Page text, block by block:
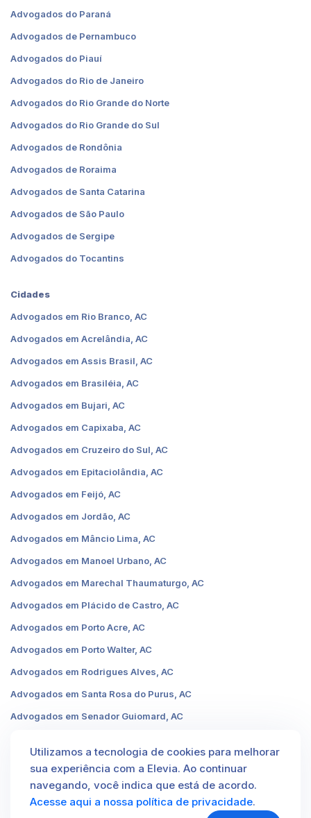
Advogados do Paraná
Advogados de Pernambuco
Advogados do Piauí
Advogados do Rio de Janeiro
Advogados do Rio Grande do Norte
Advogados do Rio Grande do Sul
Advogados de Rondônia
Advogados de Roraima
Advogados de Santa Catarina
Advogados de São Paulo
Advogados de Sergipe
Advogados do Tocantins
Cidades
Advogados em Rio Branco, AC
Advogados em Acrelândia, AC
Advogados em Assis Brasil, AC
Advogados em Brasiléia, AC
Advogados em Bujari, AC
Advogados em Capixaba, AC
Advogados em Cruzeiro do Sul, AC
Advogados em Epitaciolândia, AC
Advogados em Feijó, AC
Advogados em Jordão, AC
Advogados em Mâncio Lima, AC
Advogados em Manoel Urbano, AC
Advogados em Marechal Thaumaturgo, AC
Advogados em Plácido de Castro, AC
Advogados em Porto Acre, AC
Advogados em Porto Walter, AC
Advogados em Rodrigues Alves, AC
Advogados em Santa Rosa do Purus, AC
Advogados em Senador Guiomard, AC
Advogados em Tarauacá, AC
Advogados em Xapuri, AC
Utilizamos a tecnologia de cookies para melhorar
sua experiência com a Elevia. Ao continuar
navegando, você indica que está de acordo.
Acesse aqui a nossa política de privacidade.